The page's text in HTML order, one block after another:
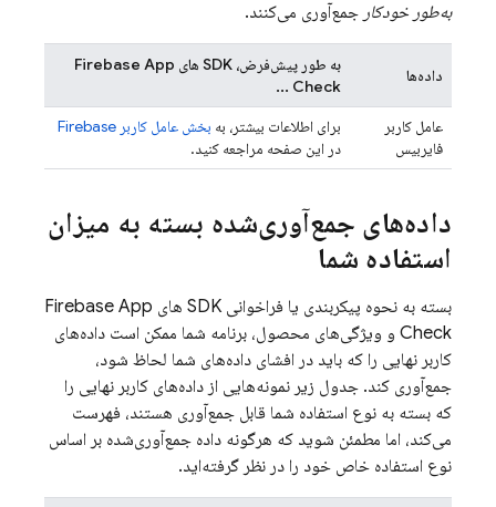
به‌طور خودکار جمع‌آوری می‌کنند.
داده‌ها
به طور پیش‌فرض، SDK های
Firebase App
Check
...
عامل کاربر
فایربیس
برای اطلاعات بیشتر، به بخش عامل کاربر Firebase
در این صفحه مراجعه کنید.
داده‌های جمع‌آوری‌شده بسته به میزان
استفاده شما
بسته به نحوه پیکربندی یا فراخوانی SDK های
Firebase App
Check و ویژگی‌های محصول، برنامه شما ممکن است داده‌های
کاربر نهایی را که باید در افشای داده‌های شما لحاظ شود،
جمع‌آوری کند. جدول زیر نمونه‌هایی از داده‌های کاربر نهایی را
که بسته به نوع استفاده شما قابل جمع‌آوری هستند، فهرست
می‌کند، اما مطمئن شوید که هرگونه داده جمع‌آوری‌شده بر اساس
نوع استفاده خاص خود را در نظر گرفته‌اید.